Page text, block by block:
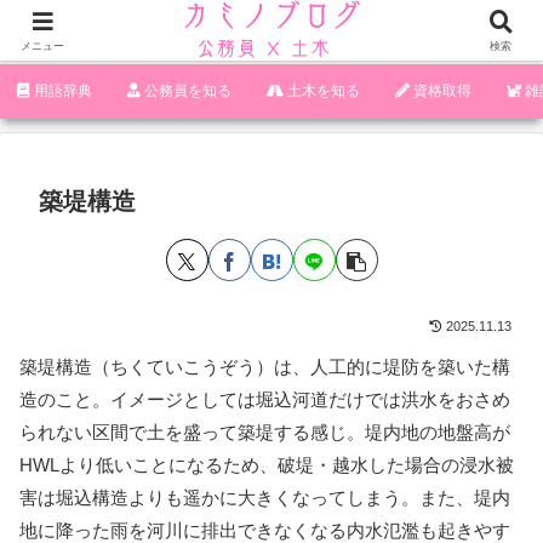
‪︎‬‪︎︎︎︎︎用語辞典 ‪︎‬‪︎︎︎︎︎公務員を知る 土木を知る 資格取得 雑
築堤構造
2025.11.13
築堤構造（ちくていこうぞう）は、人工的に堤防を築いた構
造のこと。イメージとしては堀込河道だけでは洪水をおさめ
られない区間で土を盛って築堤する感じ。堤内地の地盤高が
HWLより低いことになるため、破堤・越水した場合の浸水被
害は堀込構造よりも遥かに大きくなってしまう。また、堤内
地に降った雨を河川に排出できなくなる内水氾濫も起きやす
メニュー 検索